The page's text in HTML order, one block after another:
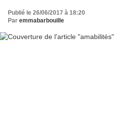
Publié le 26/06/2017 à 18:20
Par emmabarbouille